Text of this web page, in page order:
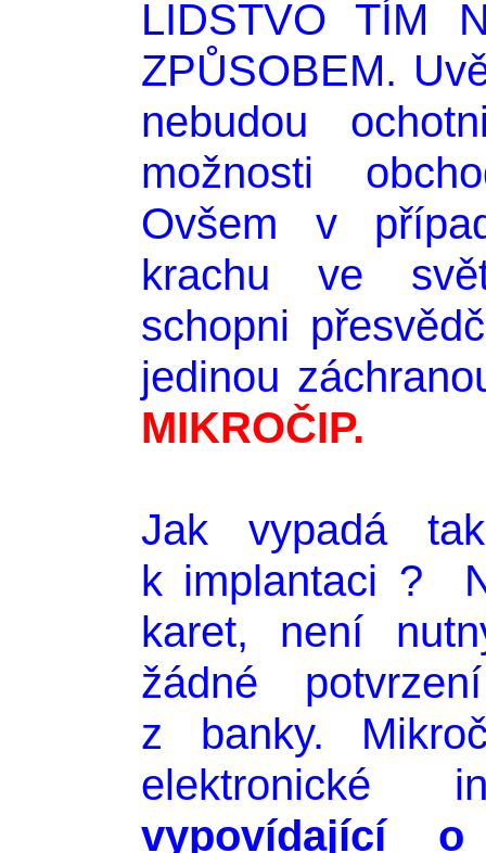
LIDSTVO TÍM
ZPŮSOBEM.
nebudou
možnosti
Ovšem v
krachu ve
schopni
jedinou
MIKROČIP.
Jak vypadá
k implantaci ?
karet, není
žádné
z banky.
elektronické
vypovídající
o